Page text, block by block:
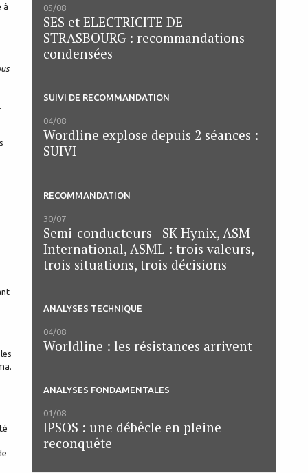
à
05/08
SES et ELECTRICITE DE
STRASBOURG : recommandations
condensées
SUIVI DE RECOMMANDATION
04/08
Wordline explose depuis 2 séances :
SUIVI
RECOMMANDATION
30/07
Semi-conducteurs - SK Hynix, ASM
International, ASML : trois valeurs,
trois situations, trois décisions
ANALYSES TECHNIQUE
04/08
Worldline : les résistances arrivent
ANALYSES FONDAMENTALES
01/08
IPSOS : une débêcle en pleine
reconquête